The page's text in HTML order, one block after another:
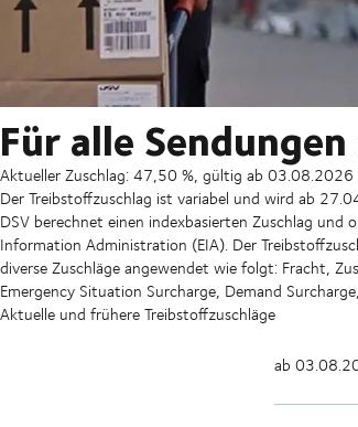
Für alle
Aktueller Zuschlag:47,50 %, gültig ab 03.08.2026
Der Treibstoffzuschlag ist variabel und wird ab
DSV berechnet einen indexbasierten Zuschlag und
Information Administration (EIA). Der
diverse Zuschläge angewendet wie folgt: Fracht,
Emergency Situation Surcharge, Demand
Aktuelle und frühere Treibstoffzuschläge
ab